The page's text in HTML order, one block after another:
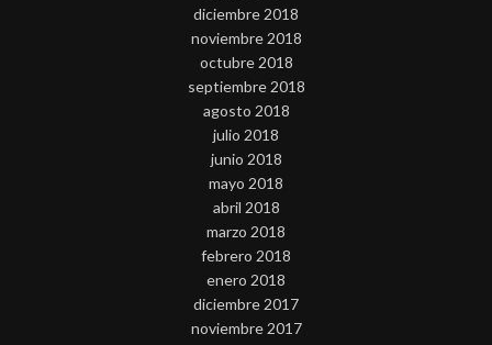
diciembre 2018
noviembre 2018
octubre 2018
septiembre 2018
agosto 2018
julio 2018
junio 2018
mayo 2018
abril 2018
marzo 2018
febrero 2018
enero 2018
diciembre 2017
noviembre 2017